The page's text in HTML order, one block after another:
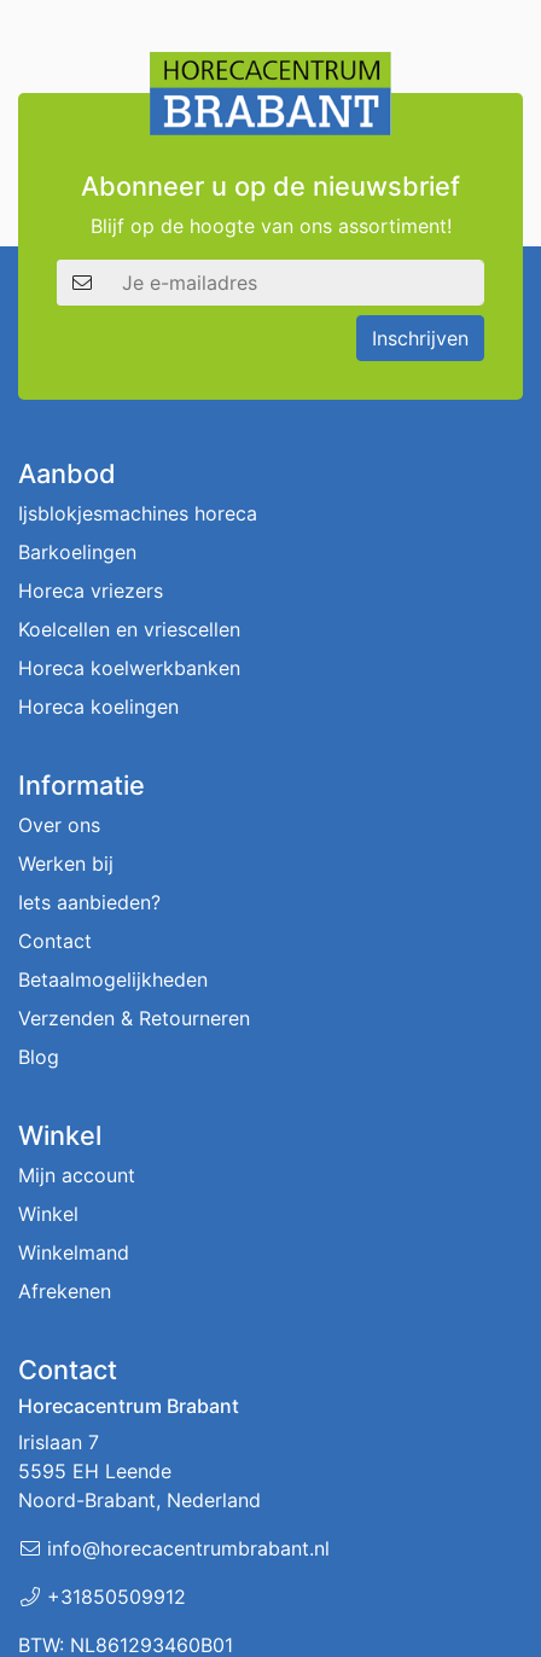
Abonneer u op de nieuwsbrief
Blijf op de hoogte van ons assortiment!
E-mailadres
Inschrijven
Aanbod
Ijsblokjesmachines horeca
Barkoelingen
Horeca vriezers
Koelcellen en vriescellen
Horeca koelwerkbanken
Horeca koelingen
Informatie
Over ons
Werken bij
Iets aanbieden?
Contact
Betaalmogelijkheden
Verzenden & Retourneren
Blog
Winkel
Mijn account
Winkel
Winkelmand
Afrekenen
Contact
Horecacentrum Brabant
Irislaan 7
5595 EH Leende
Noord-Brabant, Nederland
info@horecacentrumbrabant.nl
+31850509912
BTW: NL861293460B01